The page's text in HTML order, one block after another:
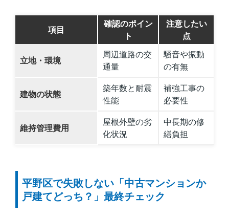
項目
確認のポイン
ト
注意したい
点
立地・環境
周辺道路の交
通量
騒音や振動
の有無
建物の状態
築年数と耐震
性能
補強工事の
必要性
維持管理費用
屋根外壁の劣
化状況
中長期の修
繕負担
平野区で失敗しない「中古マンションか
戸建てどっち？」最終チェック